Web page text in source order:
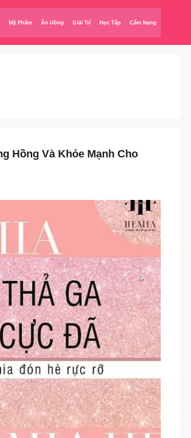
Mỹ Phẩm Ăn Uống Giải Trí Học Tập Cẩm Nang
Hồng Và Khỏe Mạnh Cho